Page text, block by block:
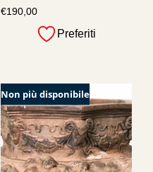
€190,00
Preferiti
Non più disponibile